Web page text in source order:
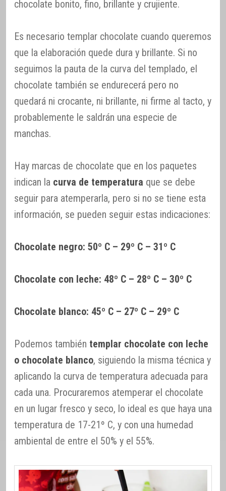
chocolate bonito, fino, brillante y crujiente.
Es necesario templar chocolate cuando queremos
que la elaboración quede dura y brillante. Si no
seguimos la pauta de la curva del templado, el
chocolate también se endurecerá pero no
quedará ni crocante, ni brillante, ni firme al tacto, y
probablemente le saldrán una especie de
manchas.
Hay marcas de chocolate que en los paquetes
indican la curva de temperatura que se debe
seguir para atemperarla, pero si no se tiene esta
información, se pueden seguir estas indicaciones:
Chocolate negro: 50º C – 29º C – 31º C
Chocolate con leche: 48º C – 28º C – 30º C
Chocolate blanco: 45º C – 27º C – 29º C
Podemos también templar chocolate con leche
o chocolate blanco, siguiendo la misma técnica y
aplicando la curva de temperatura adecuada para
cada una. Procuraremos atemperar el chocolate
en un lugar fresco y seco, lo ideal es que haya una
temperatura de 17-21º C, y con una humedad
ambiental de entre el 50% y el 55%.